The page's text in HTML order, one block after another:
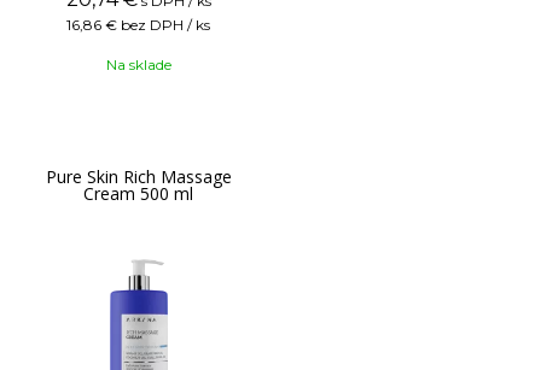
16,86 € bez DPH / ks
Na sklade
Pure Skin Rich Massage
Cream 500 ml